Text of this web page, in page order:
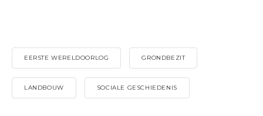
EERSTE WERELDOORLOG GRONDBEZIT
LANDBOUW SOCIALE GESCHIEDENIS